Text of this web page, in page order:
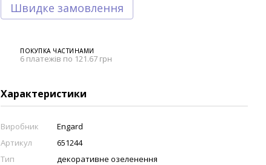
Швидке замовлення
ПОКУПКА ЧАСТИНАМИ
6 платежів по 121.67 грн
Характеристики
Виробник
Engard
Артикул
651244
Тип
декоративне озеленення